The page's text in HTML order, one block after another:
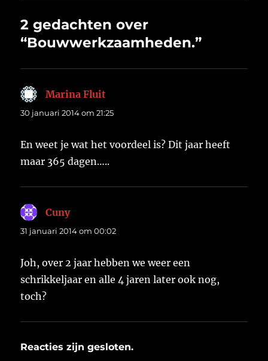
2 gedachten over
“Bouwwerkzaamheden.”
Marina Fluit
30 januari 2014 om 21:25
En weet je wat het voordeel is? Dit jaar heeft
maar 365 dagen…..
Cunyschreef:
31 januari 2014 om 00:02
Joh, over 2 jaar hebben we weer een
schrikkeljaar en alle 4 jaren later ook nog,
toch?
Reacties zijn gesloten.